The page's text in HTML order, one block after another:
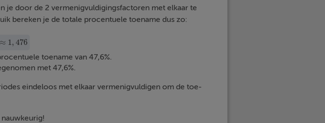
je door de 2 vermenigvuldigingsfactoren met elkaar te
bereken je de totale procentuele toename dus zo:
≈ 1, 476
≈ 1,476
toename van 47,6%.
met 47,6%.
eindeloos met elkaar vermenigvuldigen om de toe-